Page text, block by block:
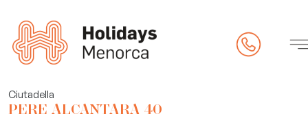
Ciutadella
PERE ALCANTARA 40